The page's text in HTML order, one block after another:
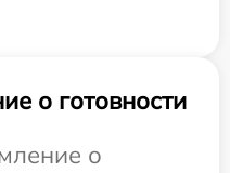
о готовности
о